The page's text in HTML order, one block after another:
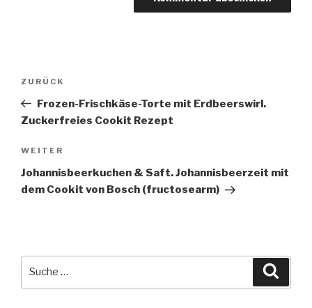
Beitragsnavigation
Vorheriger
Beitrag
ZURÜCK
Frozen-Frischkäse-Torte mit Erdbeerswirl.
Zuckerfreies Cookit Rezept
Nächster
Beitrag
WEITER
Johannisbeerkuchen & Saft. Johannisbeerzeit mit
dem Cookit von Bosch (fructosearm)